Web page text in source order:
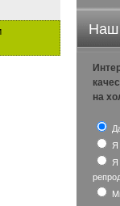
Наш
на
Я
Я